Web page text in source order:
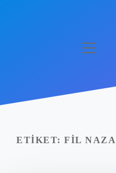
menüyü
ETIKET: FIL